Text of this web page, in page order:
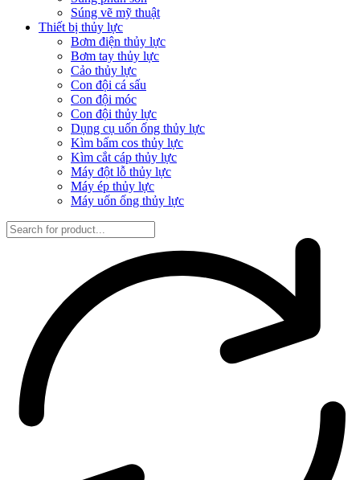
Súng vẽ mỹ thuật
Thiết bị thủy lực
Bơm điện thủy lực
Bơm tay thủy lực
Cảo thủy lực
Con đội cá sấu
Con đội móc
Con đội thủy lực
Dụng cụ uốn ống thủy lực
Kìm bấm cos thủy lực
Kìm cắt cáp thủy lực
Máy đột lỗ thủy lực
Máy ép thủy lực
Máy uốn ống thủy lực